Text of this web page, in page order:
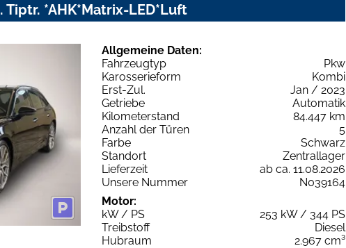
Tiptr. *AHK*Matrix-LED*Luft
Allgemeine Daten:
Fahrzeugtyp
Pkw
Karosserieform
Kombi
Erst-Zul.
Jan / 2023
Getriebe
Automatik
Kilometerstand
84.447 km
Anzahl der Türen
5
Farbe
Schwarz
Standort
Zentrallager
Lieferzeit
ab ca. 11.08.2026
Unsere Nummer
N039164
Motor:
kW / PS
253 kW / 344 PS
Treibstoff
Diesel
Hubraum
2.967 cm³